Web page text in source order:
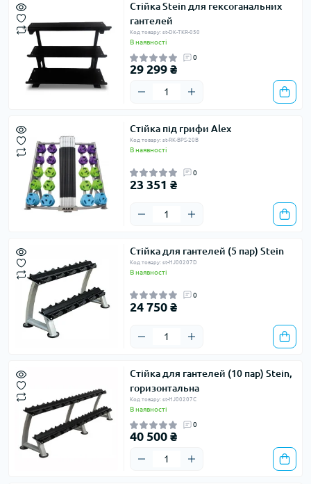
Стійка Stein для гексоганальних
гантелей
Код товару: st-DK-TKR-050
В наявності
0
29 299 ₴
Стійка під грифи Alex
Код товару: st-RK-BPS-20B
В наявності
0
23 351 ₴
Стійка для гантелей (5 пар) Stein
Код товару: st-HJ00207D
В наявності
0
24 750 ₴
Стійка для гантелей (10 пар) Stein,
горизонтальна
Код товару: st-HJ00207C
В наявності
0
40 500 ₴